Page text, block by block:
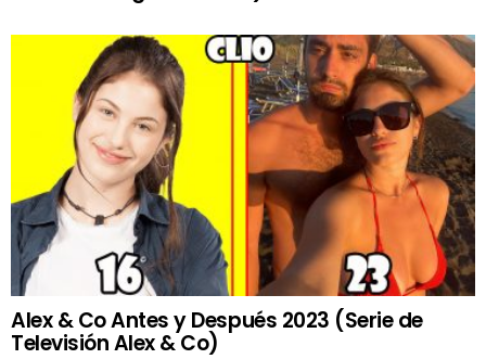
Alex & Co Antes y Después 2023 (Serie de
Televisión Alex & Co)